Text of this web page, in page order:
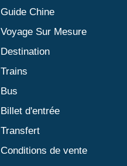
Guide Chine
Voyage Sur Mesure
Destination
Trains
Bus
Billet d'entrée
Transfert
Conditions de vente